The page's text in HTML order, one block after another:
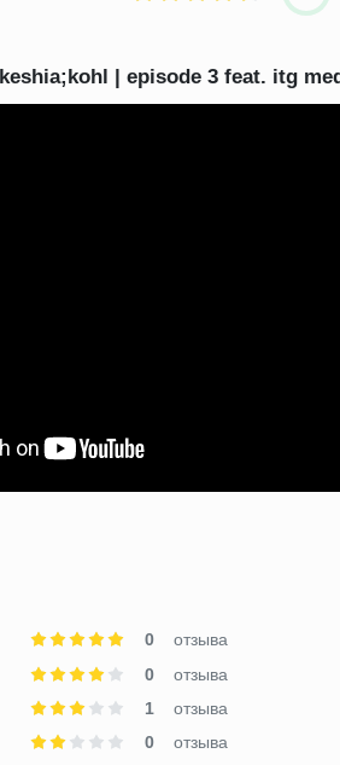
| episode 3 feat. itg
0
отзыва
0
отзыва
1
отзыва
0
отзыва